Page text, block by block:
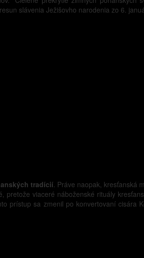
slávenia Ježišovho narodenia zo 6.
tradícií. Práve naopak, kresťanská
pretože viaceré náboženské rituály
prístup sa zmenil po konvertovaní cisára